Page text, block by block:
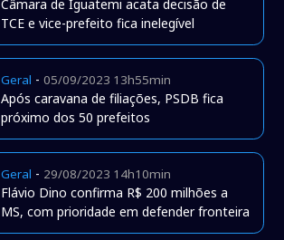
Câmara de Iguatemi acata decisão de
TCE e vice-prefeito fica inelegível
Geral -05/09/2023 13h55min
Após caravana de filiações, PSDB fica
próximo dos 50 prefeitos
Geral - 29/08/2023 14h10min
Flávio Dino confirma R$ 200 milhões a
MS, com prioridade em defender fronteira